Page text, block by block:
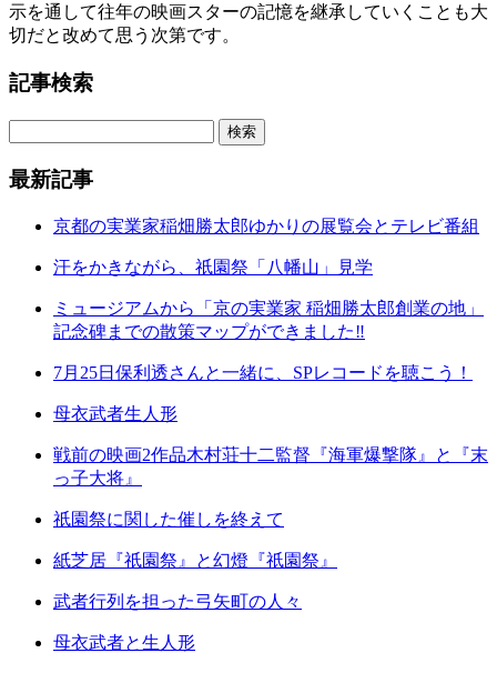
示を通して往年の映画スターの記憶を継承していくことも大
切だと改めて思う次第です。
記事検索
最新記事
京都の実業家稲畑勝太郎ゆかりの展覧会とテレビ番組
汗をかきながら、祇園祭「八幡山」見学
ミュージアムから「京の実業家 稲畑勝太郎創業の地」
記念碑までの散策マップができました‼
7月25日保利透さんと一緒に、SPレコードを聴こう！
母衣武者生人形
戦前の映画2作品木村荘十二監督『海軍爆撃隊』と『末
っ子大将』
祇園祭に関した催しを終えて
紙芝居『祇園祭』と幻燈『祇園祭』
武者行列を担った弓矢町の人々
母衣武者と生人形